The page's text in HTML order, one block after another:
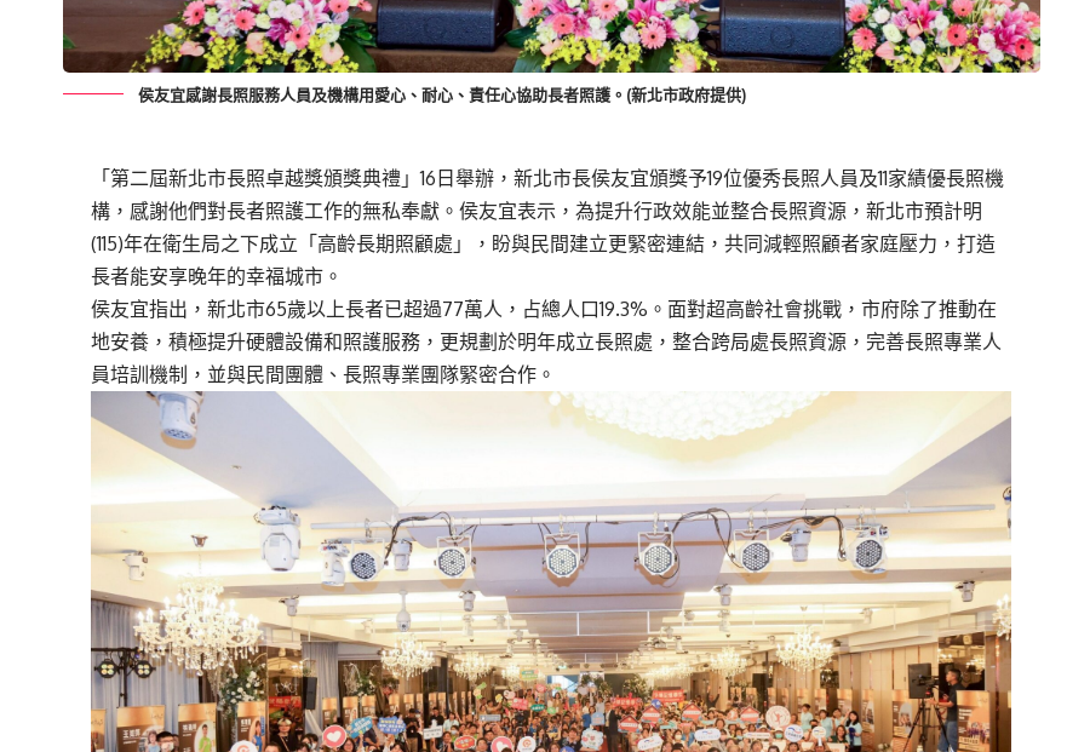
侯友宜感謝長照服務人員及機構用愛心、耐心、責任心協助長者照護。(新北市政府提供)
「第二屆新北市長照卓越獎頒獎典禮」16日舉辦，新北市長侯友宜頒獎予19位優秀長照人員及11家績優長照機
構，感謝他們對長者照護工作的無私奉獻。侯友宜表示，為提升行政效能並整合長照資源，新北市預計明
(115)年在衛生局之下成立「高齡長期照顧處」，盼與民間建立更緊密連結，共同減輕照顧者家庭壓力，打造
長者能安享晚年的幸福城市。
侯友宜指出，新北市65歲以上長者已超過77萬人，占總人口19.3%。面對超高齡社會挑戰，市府除了推動在
地安養，積極提升硬體設備和照護服務，更規劃於明年成立長照處，整合跨局處長照資源，完善長照專業人
員培訓機制，並與民間團體、長照專業團隊緊密合作。